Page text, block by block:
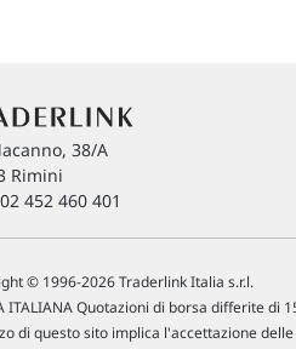
38/A
Rimini
02 452 460 401
© 1996-2026 Traderlink Italia s.r.l.
ITALIANA Quotazioni di borsa differite di
di questo sito implica l'accettazione